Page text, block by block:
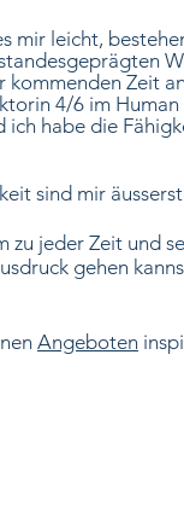
mir leicht,
kommenden Zeit
4/6 im Human
ich habe die
sind mir
zu jeder Zeit und
gehen
Angeboten